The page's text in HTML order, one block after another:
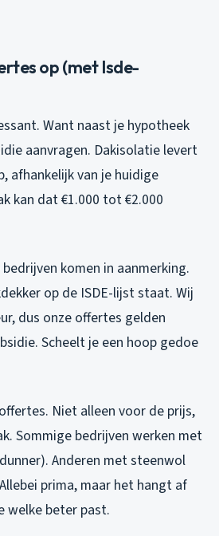
op (met Isde-
Want naast je hypotheek
aanvragen. Dakisolatie levert
afhankelijk van je huidige
kan dat €1.000 tot €2.000
komen in aanmerking.
op de ISDE-lijst staat. Wij
dus onze offertes gelden
Scheelt je een hoop gedoe
Niet alleen voor de prijs,
Sommige bedrijven werken met
Anderen met steenwol
prima, maar het hangt af
welke beter past.